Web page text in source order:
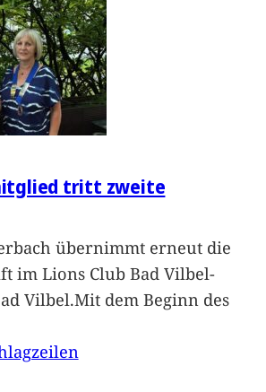
tritt zweite
übernimmt erneut die
im Lions Club Bad Vilbel-
Vilbel.Mit dem Beginn des